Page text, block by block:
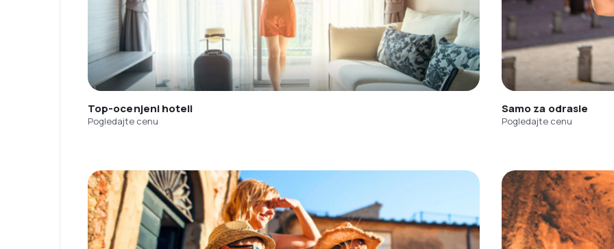
Top-ocenjeni hoteli
Pogledajte cenu
Samo za odrasle
Pogledajte cenu